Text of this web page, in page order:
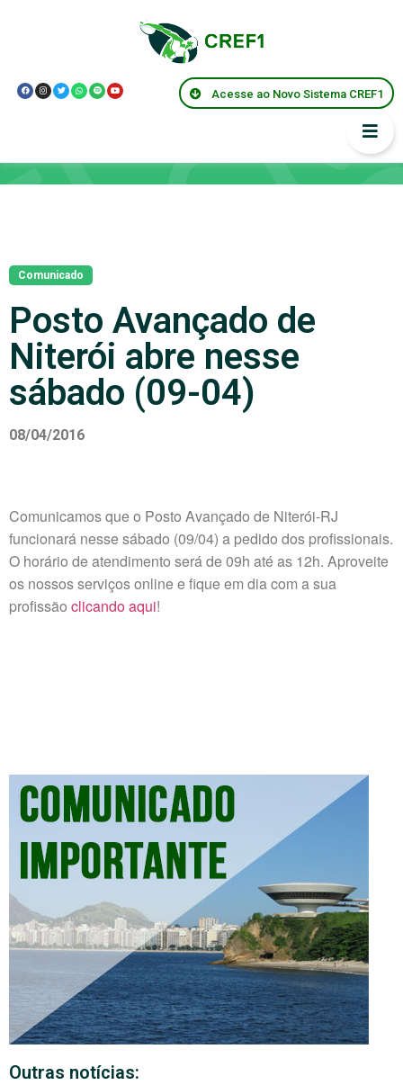
Acesse ao Novo Sistema CREF1
Comunicado
Posto Avançado de
Niterói abre nesse
sábado (09-04)
08/04/2016
Comunicamos que o Posto Avançado de Niterói-RJ
funcionará nesse sábado (09/04) a pedido dos profissionais.
O horário de atendimento será de 09h até as 12h. Aproveite
os nossos serviços online e fique em dia com a sua
profissão clicando aqui!
Outras notícias: